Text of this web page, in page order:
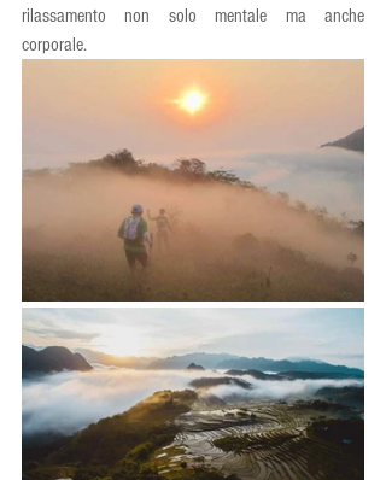
rilassamento non solo mentale ma anche
corporale.